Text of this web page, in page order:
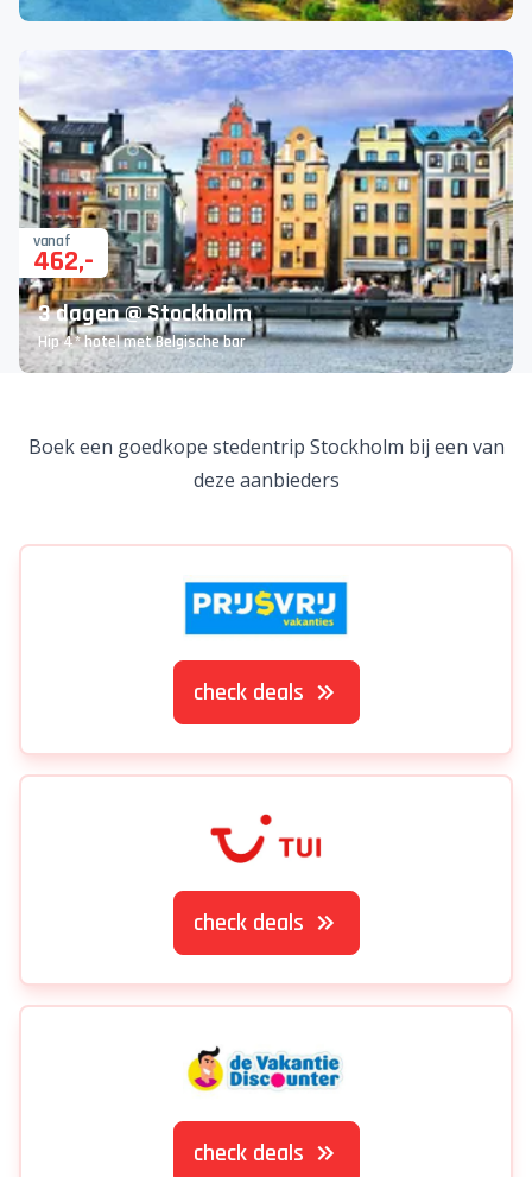
vanaf
462,-
3 dagen @ Stockholm
Hip 4* hotel met Belgische bar
Bij het zoeken naar deals is er iets misgegaan. Probeer
het later nog eens. Excuses voor het ongemak.
Bekijk alle vakanties
Boek een goedkope stedentrip Stockholm bij een van
check deals
check deals